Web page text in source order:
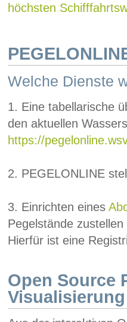
höchsten
Welche Dienste
1. Eine tabellarische
den aktuellen
https://
2. PEGELONLINE
3. Einrichten eines
Pegelstände
Hierfür ist eine
Open Source
Visualisierung